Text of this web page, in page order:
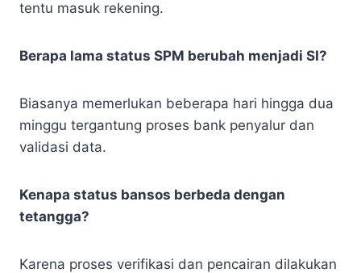
tentu masuk rekening.
Berapa lama status SPM berubah menjadi SI?
Biasanya memerlukan beberapa hari hingga dua
minggu tergantung proses bank penyalur dan
validasi data.
Kenapa status bansos berbeda dengan
tetangga?
Karena proses verifikasi dan pencairan dilakukan